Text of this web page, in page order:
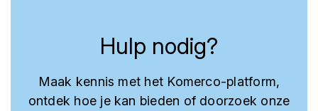
Hulp nodig?
Maak kennis met het Komerco-platform,
ontdek hoe je kan bieden of doorzoek onze